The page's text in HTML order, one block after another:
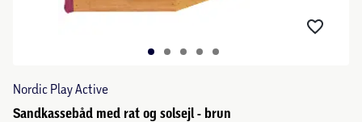
Nordic Play Active
Sandkassebåd med rat og solsejl - brun